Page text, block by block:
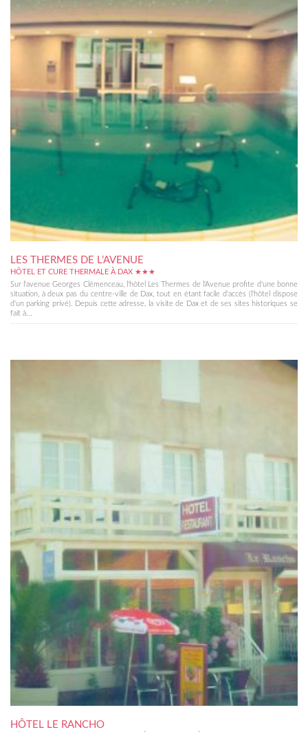
LES THERMES DE L’AVENUE
HÔTEL ET CURE THERMALE À DAX ★★★
Sur l'avenue Georges Clémenceau, l'hôtel Les Thermes de l'Avenue profite d'une bonne
situation, à deux pas du centre-ville de Dax, tout en étant facile d'accès (l'hôtel dispose
d'un parking privé). Depuis cette adresse, la visite de Dax et de ses sites historiques se
fait à...
HÔTEL LE RANCHO